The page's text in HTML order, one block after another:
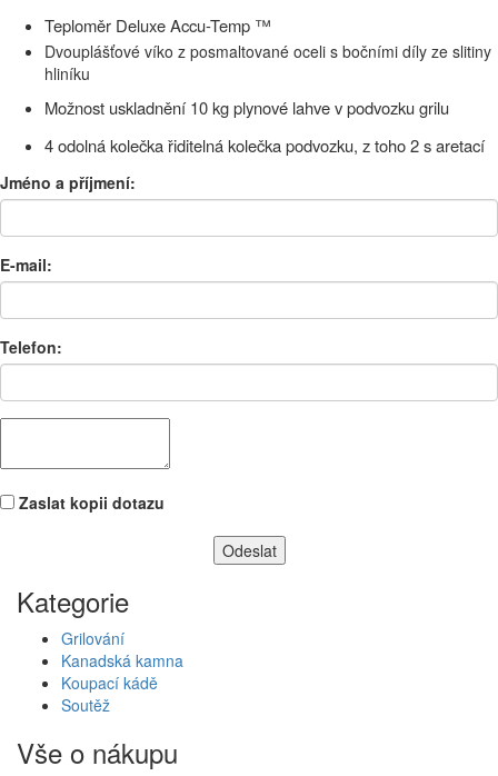
Teploměr Deluxe Accu-Temp ™
Dvouplášťové víko z posmaltované oceli s bočními díly ze slitiny
hliníku
Možnost uskladnění 10 kg plynové lahve v podvozku grilu
4 odolná kolečka řiditelná kolečka podvozku, z toho 2 s aretací
Jméno a příjmení:
E-mail:
Telefon:
Zaslat kopii dotazu
Kategorie
Grilování
Kanadská kamna
Koupací kádě
Soutěž
Vše o nákupu